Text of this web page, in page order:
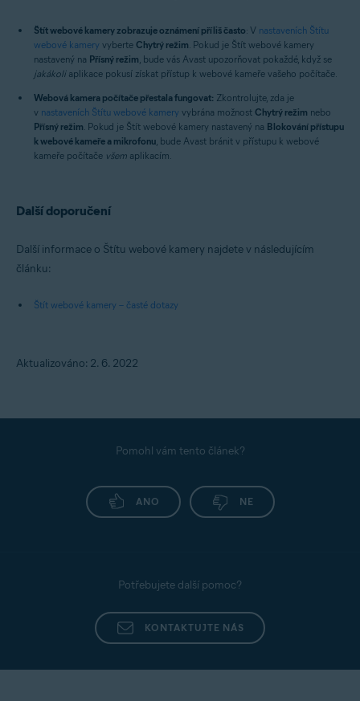
Štít webové kamery zobrazuje oznámení příliš často: V nastaveních Štítu
webové kamery vyberte Chytrý režim . Pokud je Štít webové kamery
nastavený na Přísný režim , bude vás Avast upozorňovat pokaždé, když se
jakákoliaplikace pokusí získat přístup k webové kameře vašeho počítače.
Webová kamera počítače přestala fungovat: Zkontrolujte, zda je
v nastaveních Štítu webové kamery vybrána možnost Chytrý režim nebo
Přísný režim . Pokud je Štít webové kamery nastavený na Blokování přístupu
k webové kameře a mikrofonu , bude Avast bránit v přístupu k webové
kameře počítače všem aplikacím.
Další doporučení
Další informace o Štítu webové kamery najdete v následujícím
článku:
Štít webové kamery – časté dotazy
Aktualizováno: 2. 6. 2022
Pomohl vám tento článek?
ANO NE
Potřebujete další pomoc?
KONTAKTUJTE NÁS